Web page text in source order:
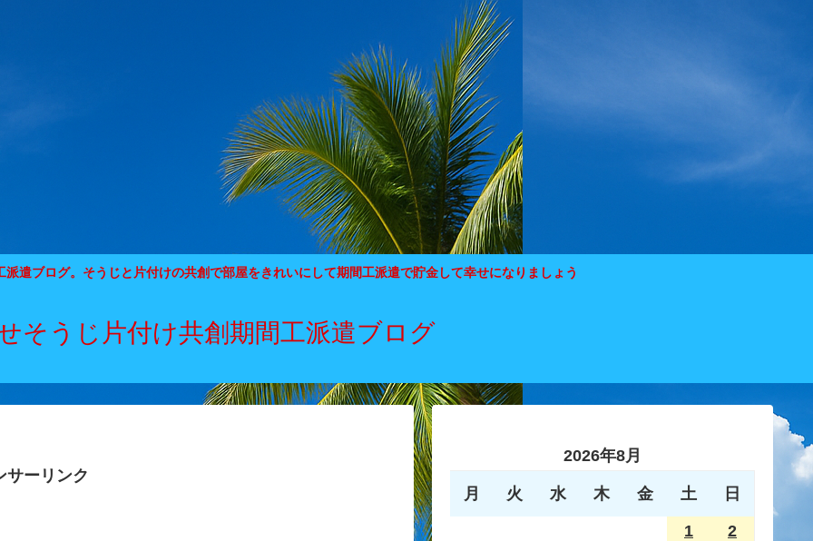
遣ブログ。そうじと片付けの共創で部屋をきれいにして期間工派遣で貯金して幸せになりましょう
そうじ片付け共創期間工派遣ブログ
サーリンク
2026年8月
月 火 水 木 金 土 日
1
2